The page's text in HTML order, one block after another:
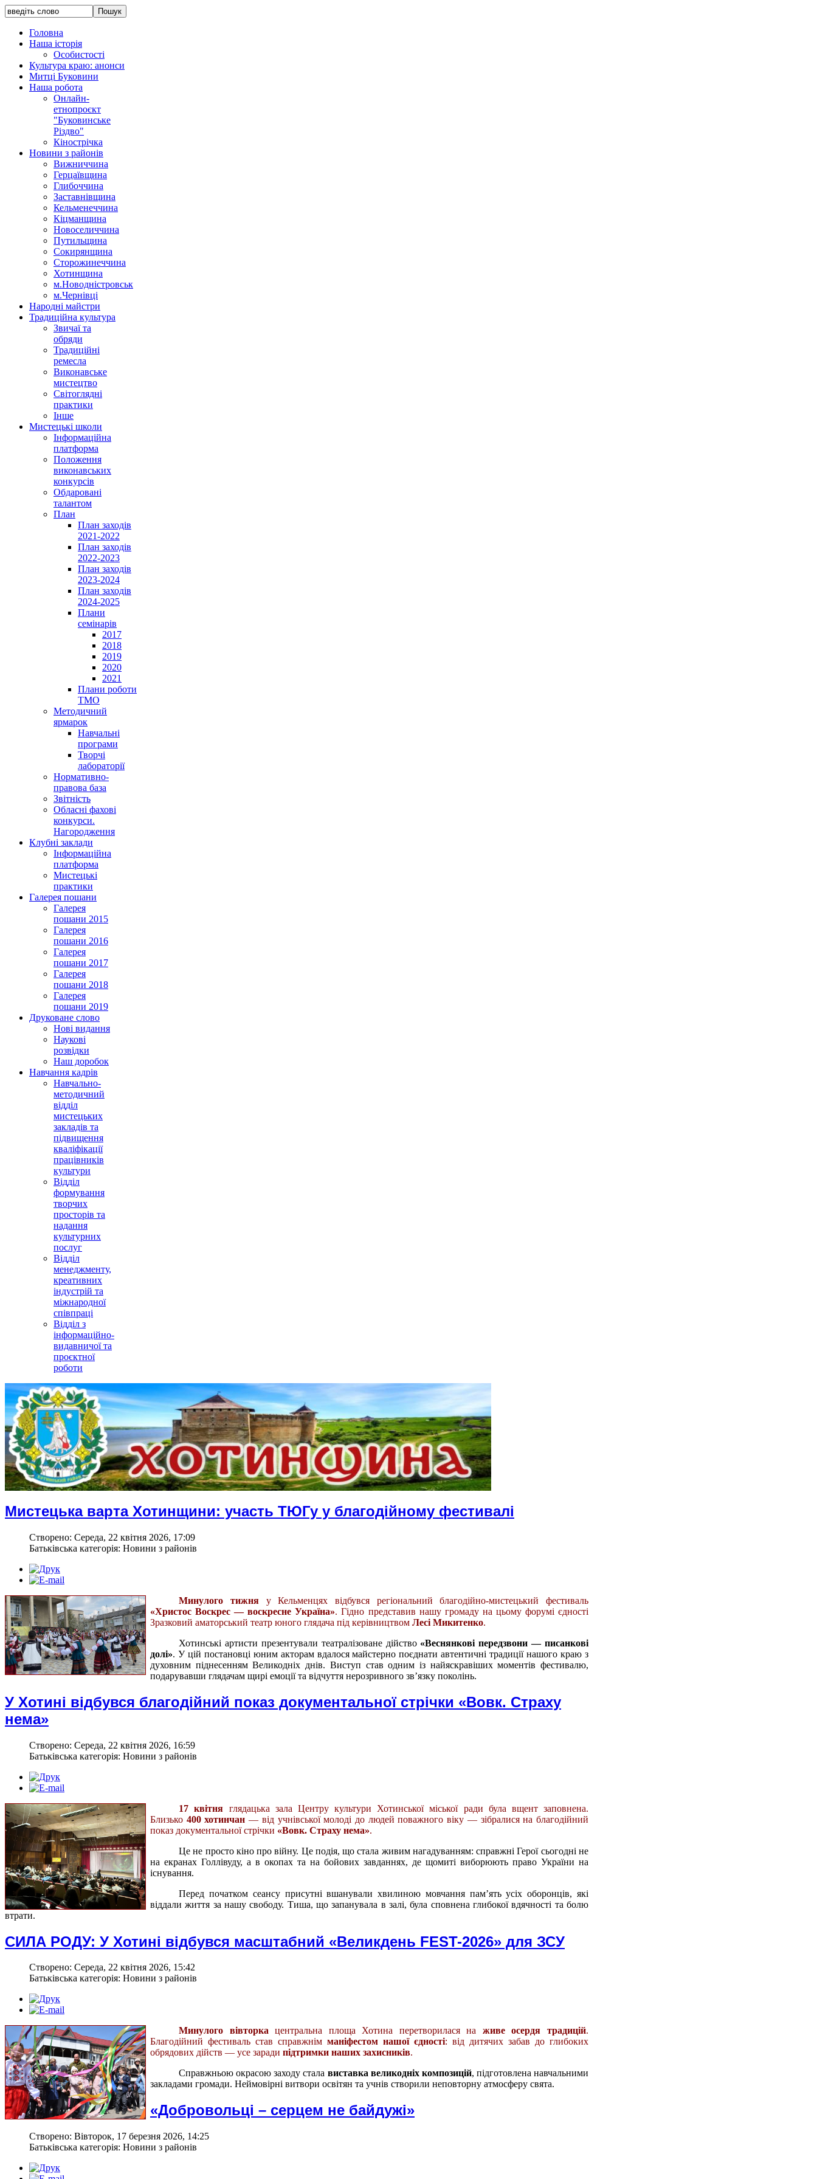
Головна
Наша історія
Особистості
Культура краю: анонси
Митці Буковини
Наша робота
Онлайн-
етнопроєкт
"Буковинське
Різдво"
Кінострічка
Новини з районів
Вижниччина
Герцаївщина
Глибоччина
Заставнівщина
Кельменеччина
Кіцманщина
Новоселиччина
Путильщина
Сокирянщина
Сторожинеччина
Хотинщина
м.Новодністровськ
м.Чернівці
Народні майстри
Традиційна культура
Звичаї та
обряди
Традиційні
ремесла
Виконавське
мистецтво
Світоглядні
практики
Інше
Мистецькі школи
Інформаційна
платформа
Положення
виконавських
конкурсів
Обдаровані
талантом
План
План заходів
2021-2022
План заходів
2022-2023
План заходів
2023-2024
План заходів
2024-2025
Плани
семінарів
2017
2018
2019
2020
2021
Плани роботи
ТМО
Методичний
ярмарок
Навчальні
програми
Творчі
лабораторії
Нормативно-
правова база
Звітність
Обласні фахові
конкурси.
Нагородження
Клубні заклади
Інформаційна
платформа
Мистецькі
практики
Галерея пошани
Галерея
пошани 2015
Галерея
пошани 2016
Галерея
пошани 2017
Галерея
пошани 2018
Галерея
пошани 2019
Друковане слово
Нові видання
Наукові
розвідки
Наш доробок
Навчання кадрів
Навчально-
методичний
відділ
мистецьких
закладів та
підвищення
кваліфікації
працівників
культури
Відділ
формування
творчих
просторів та
надання
культурних
послуг
Відділ
менеджменту,
креативних
індустрій та
міжнародної
співпраці
Відділ з
інформаційно-
видавничої та
проєктної
роботи
Мистецька варта Хотинщини: участь ТЮГу у благодійному фестивалі
Створено: Середа, 22 квітня 2026, 17:09
Батьківська категорія: Новини з районів
Минулого тижняу Кельменцях відбувся регіональний благодійно-мистецький фестиваль
«Христос Воскрес — воскресне Україна». Гідно представив нашу громаду на цьому форумі єдності
Зразковий аматорський театр юного глядача під керівництвом Лесі Микитенко.
Хотинські артисти презентували театралізоване дійство «Веснянкові передзвони — писанкові
долі». У цій постановці юним акторам вдалося майстерно поєднати автентичні традиції нашого краю з
духовним піднесенням Великодніх днів. Виступ став одним із найяскравіших моментів фестивалю,
подарувавши глядачам щирі емоції та відчуття нерозривного зв’язку поколінь.
У Хотині відбувся благодійний показ документальної стрічки «Вовк. Страху
нема»
Створено: Середа, 22 квітня 2026, 16:59
Батьківська категорія: Новини з районів
17 квітня глядацька зала Центру культури Хотинської міської ради була вщент заповнена.
Близько 400 хотинчан — від учнівської молоді до людей поважного віку — зібралися на благодійний
показ документальної стрічки «Вовк. Страху нема».
Це не просто кіно про війну. Це подія, що стала живим нагадуванням: справжні Герої сьогодні не
на екранах Голлівуду, а в окопах та на бойових завданнях, де щомиті виборюють право України на
існування.
Перед початком сеансу присутні вшанували хвилиною мовчання пам’ять усіх оборонців, які
віддали життя за нашу свободу. Тиша, що запанувала в залі, була сповнена глибокої вдячності та болю
втрати.
СИЛА РОДУ: У Хотині відбувся масштабний «Великдень FEST-2026» для ЗСУ
Створено: Середа, 22 квітня 2026, 15:42
Батьківська категорія: Новини з районів
Минулого вівторкацентральна площа Хотина перетворилася на живе осердя традицій.
Благодійний фестиваль став справжнім маніфестом нашої єдності: від дитячих забав до глибоких
обрядових дійств — усе заради підтримки наших захисників.
Справжньою окрасою заходу стала виставка великодніх композицій, підготовлена навчальними
закладами громади. Неймовірні витвори освітян та учнів створили неповторну атмосферу свята.
«Добровольці – серцем не байдужі»
Створено: Вівторок, 17 березня 2026, 14:25
Батьківська категорія: Новини з районів